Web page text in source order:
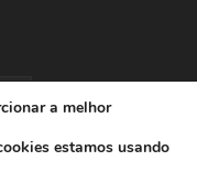
a melhor
estamos usando